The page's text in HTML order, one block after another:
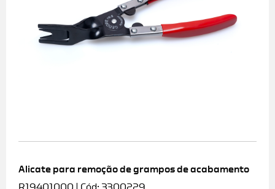
Alicate para remoção de grampos de acabamento
R19401000 | Cód: 3300229